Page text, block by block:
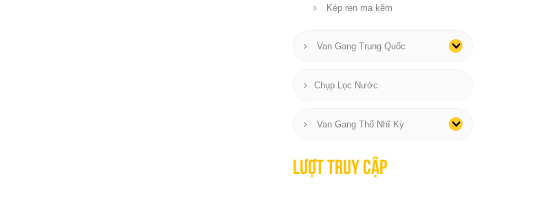
Kép ren mạ kẽm
Van Gang Trung Quốc
Chụp Lọc Nước
Van Gang Thổ Nhĩ Kỳ
Lượt truy cập